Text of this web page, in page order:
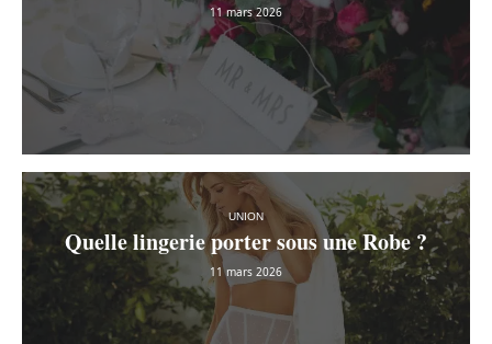
11 mars 2026
UNION
Quelle lingerie porter sous une Robe ?
11 mars 2026